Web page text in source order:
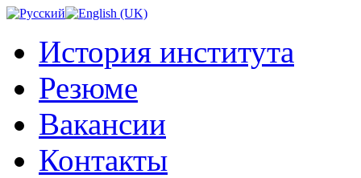
История института
Резюме
Вакансии
Контакты